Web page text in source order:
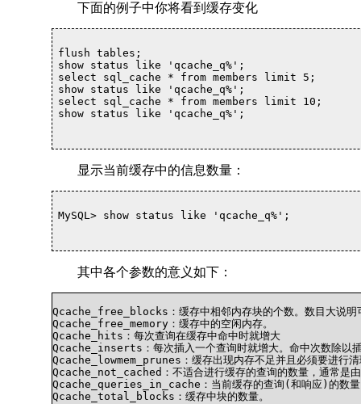
下面的例子中你将看到缓存变化
flush tables;
show status like 'qcache_q%';
select sql_cache * from members limit 5;
show status like 'qcache_q%';
select sql_cache * from members limit 10;
show status like 'qcache_q%';
显示当前缓存中的信息数量：
MySQL> show status like 'qcache_q%';
其中各个参数的意义如下：
Qcache_free_blocks：缓存中相邻内存块的个数。数目大说明
Qcache_free_memory：缓存中的空闲内存。
Qcache_hits：每次查询在缓存中命中时就增大
Qcache_inserts：每次插入一个查询时就增大。命中次数除以
Qcache_lowmem_prunes：缓存出现内存不足并且必须要进行
Qcache_not_cached：不适合进行缓存的查询的数量，通常是
Qcache_queries_in_cache：当前缓存的查询(和响应)的数量
Qcache_total_blocks：缓存中块的数量。